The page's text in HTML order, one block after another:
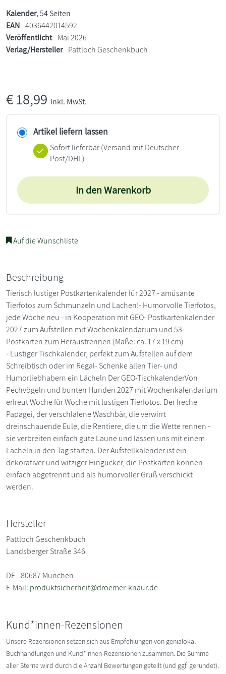
Kalender, 54 Seiten
EAN 4036442014592
Veröffentlicht Mai 2026
Verlag/Hersteller Pattloch Geschenkbuch
€18,99 inkl. MwSt.
Artikel liefern lassen
Sofort lieferbar(Versand mit Deutscher
Post/DHL)
In den Warenkorb
Auf die Wunschliste
Beschreibung
Tierisch lustiger Postkartenkalender für 2027 - amüsante
Tierfotos zum Schmunzeln und Lachen!- Humorvolle Tierfotos,
jede Woche neu - in Kooperation mit GEO- Postkartenkalender
2027 zum Aufstellen mit Wochenkalendarium und 53
Postkarten zum Heraustrennen (Maße: ca. 17 x 19 cm)
- Lustiger Tischkalender, perfekt zum Aufstellen auf dem
Schreibtisch oder im Regal- Schenke allen Tier- und
Humorliebhabern ein Lächeln Der GEO-TischkalenderVon
Pechvögeln und bunten Hunden 2027 mit Wochenkalendarium
erfreut Woche für Woche mit lustigen Tierfotos. Der freche
Papagei, der verschlafene Waschbär, die verwirrt
dreinschauende Eule, die Rentiere, die um die Wette rennen -
sie verbreiten einfach gute Laune und lassen uns mit einem
Lächeln in den Tag starten. Der Aufstellkalender ist ein
dekorativer und witziger Hingucker, die Postkarten können
einfach abgetrennt und als humorvoller Gruß verschickt
werden.
Hersteller
Pattloch Geschenkbuch
Landsberger Straße 346
DE - 80687 München
E-Mail: produktsicherheit@droemer-knaur.de
Kund*innen-Rezensionen
Unsere Rezensionen setzen sich aus Empfehlungen von genialokal-
Buchhandlungen und Kund*innen-Rezensionen zusammen. Die Summe
aller Sterne wird durch die Anzahl Bewertungen geteilt (und ggf. gerundet).